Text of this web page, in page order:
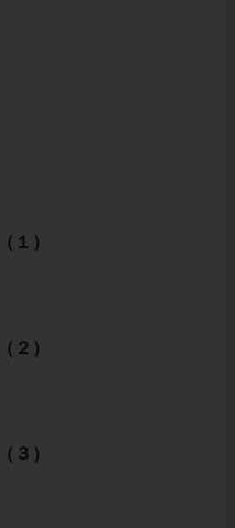
１）
２）
３）